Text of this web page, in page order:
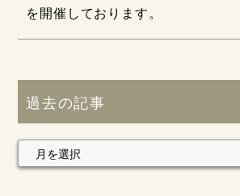
を開催しております。
過去の記事